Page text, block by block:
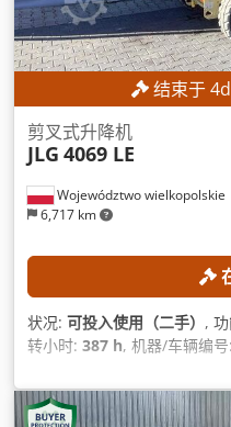
结束于4d
Województwo wielkopolskie
6,717 km
剪叉式升降机
JLG 4069 LE
状况: 可投入使用（二手） ,
转小时: 387 h, 机器/车辆编号: